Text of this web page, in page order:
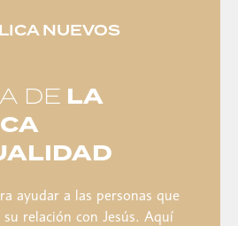
NUEVOS
DE LA
ayudar a las personas que
relación con Jesús. Aquí